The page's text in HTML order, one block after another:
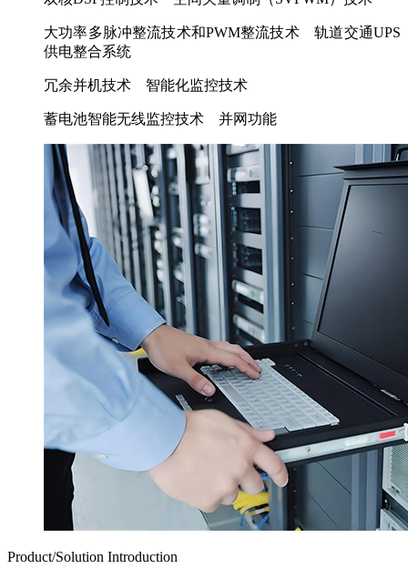
大功率多脉冲整流技术和PWM整流技术 轨道交通UPS
供电整合系统
冗余并机技术 智能化监控技术
蓄电池智能无线监控技术 并网功能
Product/Solution Introduction